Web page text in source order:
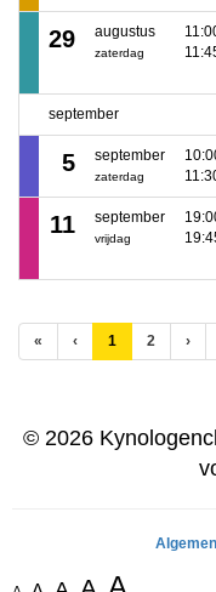
29 augustus
zaterdag
september
5 september
zaterdag
11 september
vrijdag
« ‹ 1 (huidige)
2 ›
© 2026